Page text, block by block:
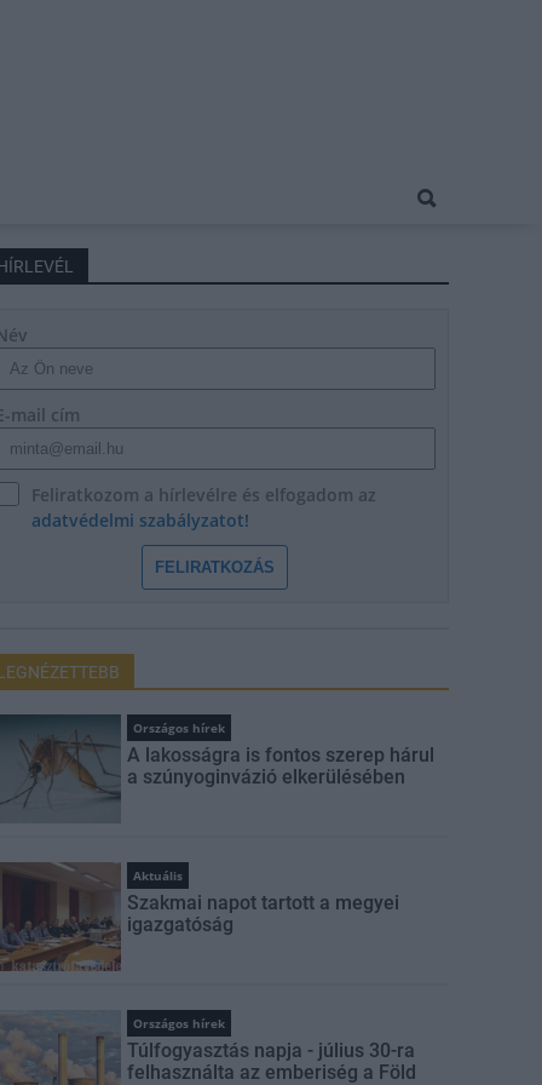
mail cím
Feliratkozom a hírlevélre és elfogadom az
adatvédelmi szabályzatot!
FELIRATKOZÁS
Országos hírek
A lakosságra is fontos szerep hárul
a szúnyoginvázió elkerülésében
Aktuális
Szakmai napot tartott a megyei
igazgatóság
Országos hírek
Túlfogyasztás napja - július 30-ra
felhasználta az emberiség a Föld